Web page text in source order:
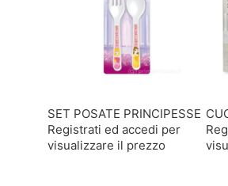
SET POSATE PRINCIPESSE
Registrati ed accedi per
visualizzare il prezzo